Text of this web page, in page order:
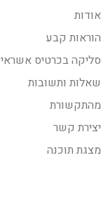
אודות
הוראות קבע
סליקה בכרטיס אשראי
שאלות ותשובות
מהתקשורת
יצירת קשר
מצגת תוכנה